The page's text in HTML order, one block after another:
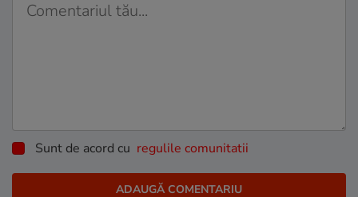
Sunt de acord cu regulile comunitatii